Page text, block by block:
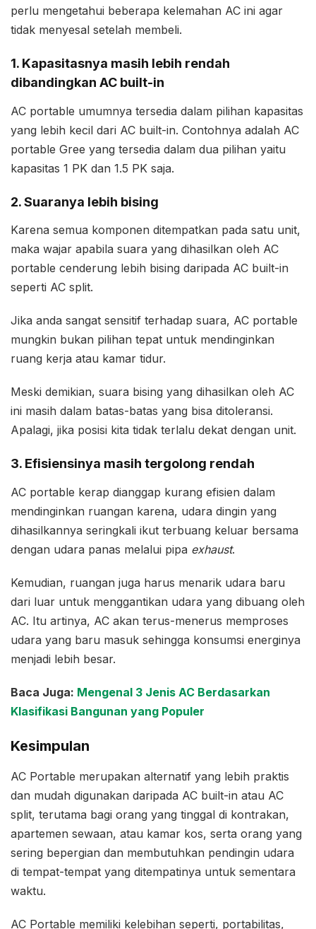
perlu mengetahui beberapa kelemahan AC ini agar
tidak menyesal setelah membeli.
1. Kapasitasnya masih lebih rendah
dibandingkan AC built-in
AC portable umumnya tersedia dalam pilihan kapasitas
yang lebih kecil dari AC built-in. Contohnya adalah AC
portable Gree yang tersedia dalam dua pilihan yaitu
kapasitas 1 PK dan 1.5 PK saja.
2. Suaranya lebih bising
Karena semua komponen ditempatkan pada satu unit,
maka wajar apabila suara yang dihasilkan oleh AC
portable cenderung lebih bising daripada AC built-in
seperti AC split.
Jika anda sangat sensitif terhadap suara, AC portable
mungkin bukan pilihan tepat untuk mendinginkan
ruang kerja atau kamar tidur.
Meski demikian, suara bising yang dihasilkan oleh AC
ini masih dalam batas-batas yang bisa ditoleransi.
Apalagi, jika posisi kita tidak terlalu dekat dengan unit.
3. Efisiensinya masih tergolong rendah
AC portable kerap dianggap kurang efisien dalam
mendinginkan ruangan karena, udara dingin yang
dihasilkannya seringkali ikut terbuang keluar bersama
dengan udara panas melalui pipa exhaust.
Kemudian, ruangan juga harus menarik udara baru
dari luar untuk menggantikan udara yang dibuang oleh
AC. Itu artinya, AC akan terus-menerus memproses
udara yang baru masuk sehingga konsumsi energinya
menjadi lebih besar.
Baca Juga: Mengenal 3 Jenis AC Berdasarkan
Klasifikasi Bangunan yang Populer
Kesimpulan
AC Portable merupakan alternatif yang lebih praktis
dan mudah digunakan daripada AC built-in atau AC
split, terutama bagi orang yang tinggal di kontrakan,
apartemen sewaan, atau kamar kos, serta orang yang
sering bepergian dan membutuhkan pendingin udara
di tempat-tempat yang ditempatinya untuk sementara
waktu.
AC Portable memiliki kelebihan seperti, portabilitas,